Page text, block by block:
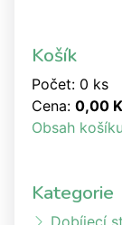
Košík
Počet: 0 ks
Cena: 0,00
Obsah košíku
Kategorie
Dobíjecí